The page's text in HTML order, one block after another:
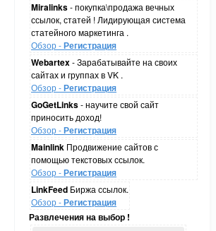
Miralinks- покупка\продажа вечных
ссылок, статей ! Лидирующая система
статейного маркетинга .
Обзор -Регистрация
Webartex- Зарабатывайте на своих
сайтах и группах в VK .
Обзор -Регистрация
GoGetLinks- научите свой сайт
приносить доход!
Обзор -Регистрация
Mainlink Продвижение сайтов с
помощью текстовых ссылок.
Обзор -Регистрация
LinkFeed Биржа ссылок.
Обзор -Регистрация
Развлечения на выбор !